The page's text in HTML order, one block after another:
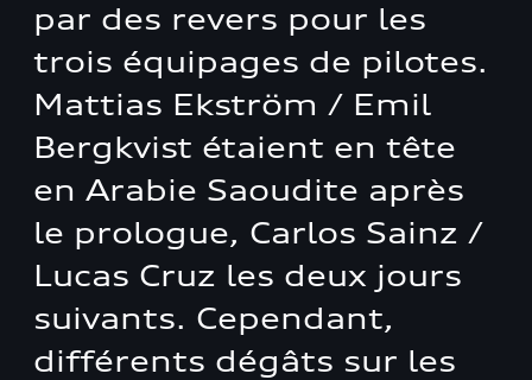
par des revers pour les
trois équipages de pilotes.
Mattias Ekström / Emil
Bergkvist étaient en tête
en Arabie Saoudite après
le prologue, Carlos Sainz /
Lucas Cruz les deux jours
suivants. Cependant,
différents dégâts sur les